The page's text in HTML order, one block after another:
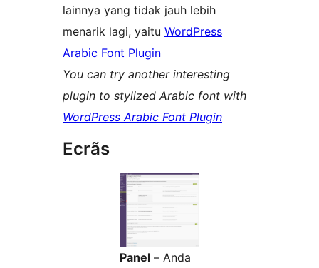
lainnya yang tidak jauh lebih
menarik lagi, yaitu WordPress
Arabic Font Plugin
You can try another interesting
plugin to stylized Arabic font with
WordPress Arabic Font Plugin
Ecrãs
Panel – Anda